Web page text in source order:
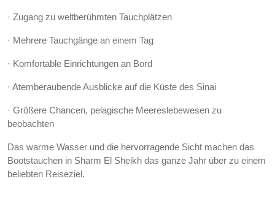
· Zugang zu weltberühmten Tauchplätzen
· Mehrere Tauchgänge an einem Tag
· Komfortable Einrichtungen an Bord
· Atemberaubende Ausblicke auf die Küste des Sinai
· Größere Chancen, pelagische Meereslebewesen zu
beobachten
Das warme Wasser und die hervorragende Sicht machen das
Bootstauchen in Sharm El Sheikh das ganze Jahr über zu einem
beliebten Reiseziel.